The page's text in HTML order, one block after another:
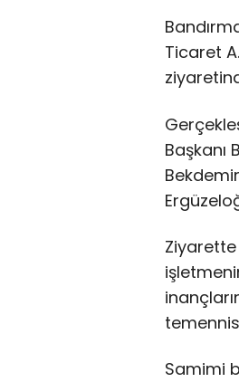
Ticaret
Başkanı
Samimi